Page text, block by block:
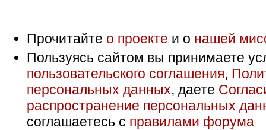
Прочитайте о проекте и о нашей
Пользуясь сайтом вы принимаете
пользовательского соглашения,
персональных данных, даете
распространение персональных
соглашаетесь с правилами форума